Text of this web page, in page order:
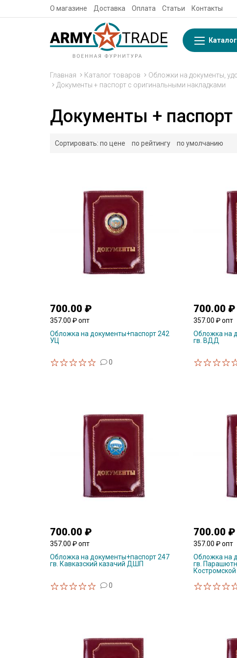
О магазине Доставка Оплата Статьи Контакты
Каталог
Главная Каталог товаров Обложки на документы,
Документы + паспорт с оригинальными накладками
Документы +
Сортировать: по цене по рейтингу по умолчанию
700.00 ₽
357.00 ₽ опт
Обложка на документы+паспорт 242
УЦ
0
700.00 ₽
357.00 ₽ опт
Обложка на
гв. ВДД
700.00 ₽
357.00 ₽ опт
Обложка на документы+паспорт 247
гв. Кавказский казачий ДШП
0
700.00 ₽
357.00 ₽ опт
Обложка на
гв.